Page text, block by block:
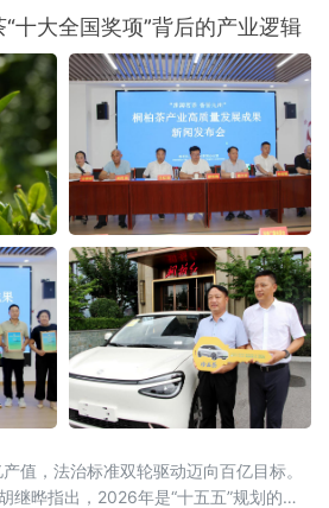
百年口岸绥芬河奋力摆脱传统“通道经
聚力发展落地加工，生动展现百年口岸
道经济”向“落地经济”稳步转型的生动实
十大全国奖项”背后的产业逻辑
值，法治标准双轮驱动迈向百亿目标。
继晔指出，2026年是“十五五”规划的开